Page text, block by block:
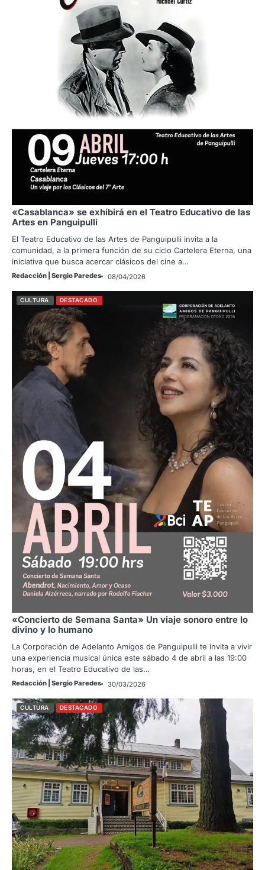
«Casablanca» se exhibirá en el Teatro Educativo de las
Artes en Panguipulli
El Teatro Educativo de las Artes de Panguipulli invita a la
comunidad, a la primera función de su ciclo Cartelera Eterna, una
iniciativa que busca acercar clásicos del cine a…
Redacción | Sergio Paredes 08/04/2026
CULTURA DESTACADO
«Concierto de Semana Santa» Un viaje sonoro entre lo
divino y lo humano
La Corporación de Adelanto Amigos de Panguipulli te invita a vivir
una experiencia musical única este sábado 4 de abril a las 19:00
horas, en el Teatro Educativo de las…
Redacción | Sergio Paredes 30/03/2026
CULTURA DESTACADO